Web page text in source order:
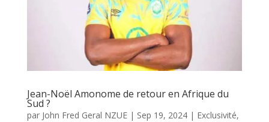
Jean-Noël Amonome de retour en Afrique du
Sud ?
par John Fred Geral NZUE| Sep 19, 2024| Exclusivité,